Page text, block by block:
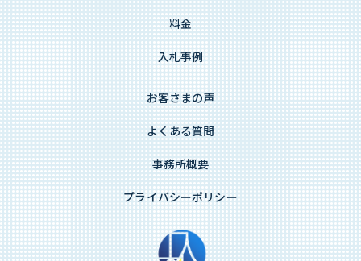
料金
入札事例
お客さまの声
よくある質問
事務所概要
プライバシーポリシー